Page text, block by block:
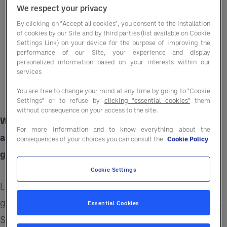
Wir von Entegra freuen uns, Laetitia Daufenbach
als neue CEO für Kontinentaleuropa bekannt zu
geben.
Laetitia bringt über zwei Jahrzehnte Erfahrung in
globalen Führungspositionen im Gastgewerbe mit.
Sie hat umfangreiche Erfahrungen in Europa und
We respect your privacy
By clicking on "Accept all cookies", you consent to the installation
of cookies by our Site and by third parties (list available on Cookie
Settings Link) on your device for the purpose of improving the
performance of our Site, your experience and display
personalized information based on your interests within our
services
You are free to change your mind at any time by going to "Cookie
Settings" or to refuse by clicking "essential cookies" them
without consequence on your access to the site.
For more information and to know everything about the
consequences of your choices you can consult the Cookie Policy
Cookie Settings
Essential Cookies